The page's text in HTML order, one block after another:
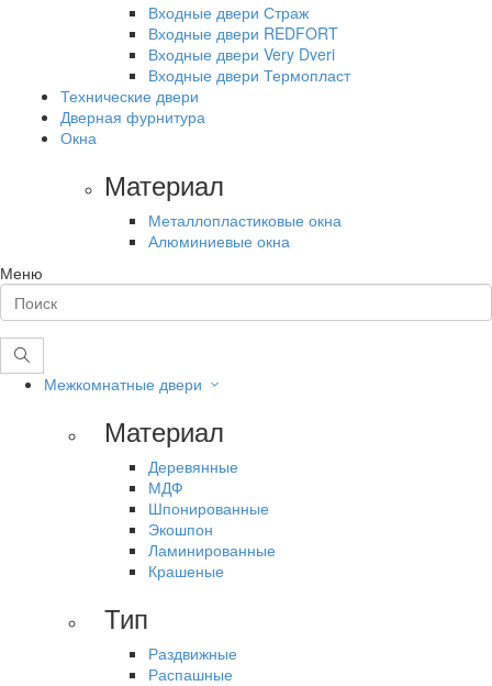
Входные двери Страж
Входные двери REDFORT
Входные двери Very Dveri
Входные двери Термопласт
Технические двери
Дверная фурнитура
Окна
Материал
Металлопластиковые окна
Алюминиевые окна
Меню
Межкомнатные двери
Материал
Деревянные
МДФ
Шпонированные
Экошпон
Ламинированные
Крашеные
Тип
Раздвижные
Распашные